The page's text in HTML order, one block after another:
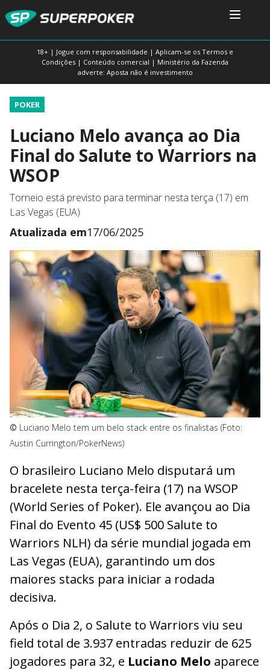
18+ | Jogue com responsabilidade | Aplicam-se os Termos e
Condições | Conteúdo comercial | Ministério da Fazenda
adverte: Aposta não é investimento
POKER
Luciano Melo avança ao Dia
Final do Salute to Warriors na
WSOP
Torneio está previsto para terminar nesta terça (17) em
Las Vegas (EUA)
Atualizada em17/06/2025
© Luciano Melo tem um belo stack entre os finalistas (Foto:
Austin Currington/PokerNews)
O brasileiro Luciano Melo disputará um
bracelete nesta terça-feira (17) na WSOP
(World Series of Poker). Ele avançou ao Dia
Final do Evento 45 (US$ 500 Salute to
Warriors NLH) da série mundial jogada em
Las Vegas (EUA), garantindo um dos
maiores stacks para iniciar a rodada
decisiva.
Após o Dia 2, o Salute to Warriors viu seu
field total de 3.937 entradas reduzir de 625
jogadores para 32, e Luciano Melo aparece